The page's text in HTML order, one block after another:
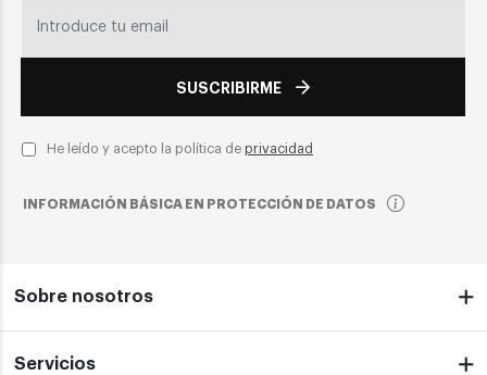
SUSCRIBIRME
He leído y acepto la política de privacidad
INFORMACIÓN BÁSICA EN PROTECCIÓN DE DATOS
Sobre nosotros
Servicios